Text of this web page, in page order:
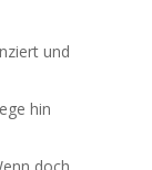
und
hin